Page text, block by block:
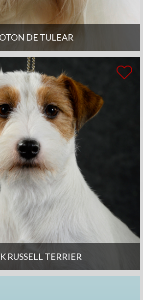
DE TULEAR
RUSSELL TERRIER